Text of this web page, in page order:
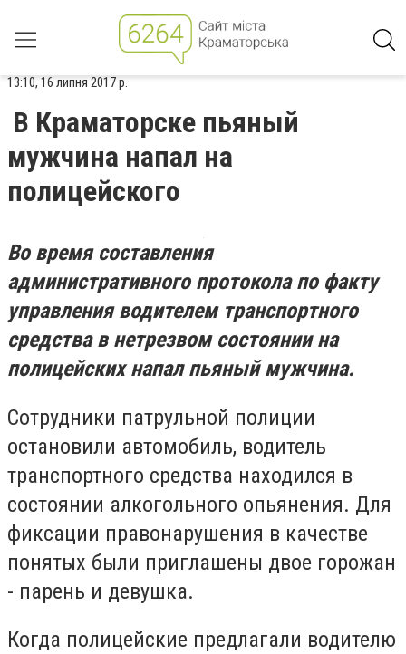
13:10, 16 липня 2017 р.
В Краматорске пьяный
мужчина напал на
полицейского
Во время составления
административного протокола по факту
управления водителем транспортного
средства в нетрезвом состоянии на
полицейских напал пьяный мужчина.
Сотрудники патрульной полиции
остановили автомобиль, водитель
транспортного средства находился в
состоянии алкогольного опьянения. Для
фиксации правонарушения в качестве
понятых были приглашены двое горожан
- парень и девушка.
Когда полицейские предлагали водителю